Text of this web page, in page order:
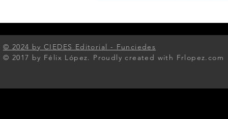
© 2024 by CIEDES Editorial - Funciedes​
© 2017 by Félix López. Proudly created with Frlopez.com